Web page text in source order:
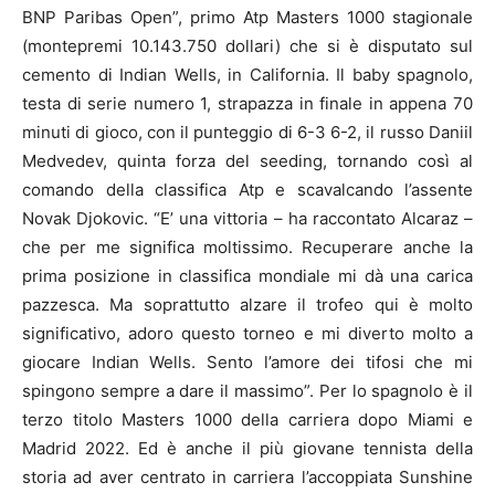
BNP Paribas Open”, primo Atp Masters 1000 stagionale
(montepremi 10.143.750 dollari) che si è disputato sul
cemento di Indian Wells, in California. Il baby spagnolo,
testa di serie numero 1, strapazza in finale in appena 70
minuti di gioco, con il punteggio di 6-3 6-2, il russo Daniil
Medvedev, quinta forza del seeding, tornando così al
comando della classifica Atp e scavalcando l’assente
Novak Djokovic. “E’ una vittoria – ha raccontato Alcaraz –
che per me significa moltissimo. Recuperare anche la
prima posizione in classifica mondiale mi dà una carica
pazzesca. Ma soprattutto alzare il trofeo qui è molto
significativo, adoro questo torneo e mi diverto molto a
giocare Indian Wells. Sento l’amore dei tifosi che mi
spingono sempre a dare il massimo”. Per lo spagnolo è il
terzo titolo Masters 1000 della carriera dopo Miami e
Madrid 2022. Ed è anche il più giovane tennista della
storia ad aver centrato in carriera l’accoppiata Sunshine